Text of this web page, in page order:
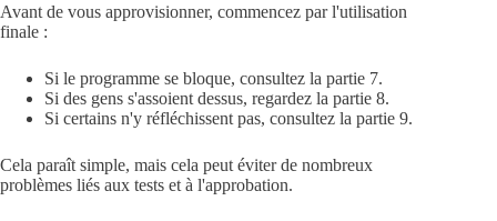
Avant de vous approvisionner, commencez par l'utilisation
finale :
Si le programme se bloque, consultez la partie 7.
Si des gens s'assoient dessus, regardez la partie 8.
Si certains n'y réfléchissent pas, consultez la partie 9.
Cela paraît simple, mais cela peut éviter de nombreux
problèmes liés aux tests et à l'approbation.